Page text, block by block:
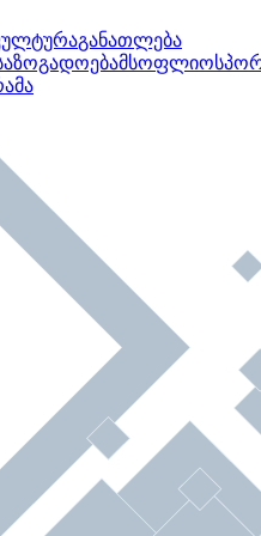
განათლება
მსოფლიო